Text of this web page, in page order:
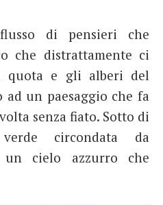
di pensieri che
che distrattamente ci
quota e gli alberi del
ad un paesaggio che fa
senza fiato. Sotto di
circondata da
un cielo azzurro che